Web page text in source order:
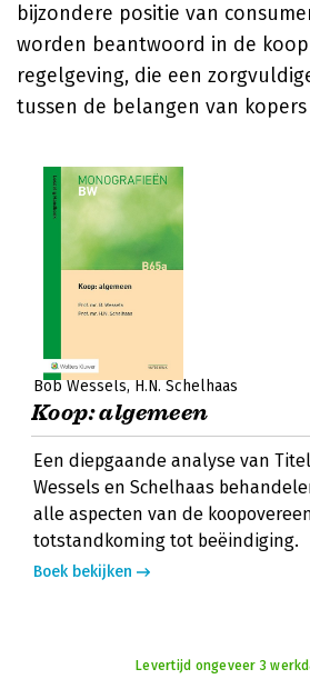
bijzondere positie van
worden beantwoord in de
regelgeving, die een
tussen de belangen van
Bob Wessels H.N. Schelhaas
Koop: algemeen
Een diepgaande analyse van Titel
Wessels en Schelhaas
alle aspecten van de
totstandkoming tot beëindiging.
Boek bekijken
Levertijd ongeveer 3